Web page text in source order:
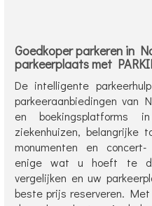
Goedkoper parkeren in
parkeerplaats met
De intelligente
parkeeraanbiedingen van
en
ziekenhuizen, belangrijke
monumenten en
enige wat u hoeft te
vergelijken en uw
beste prijs reserveren.